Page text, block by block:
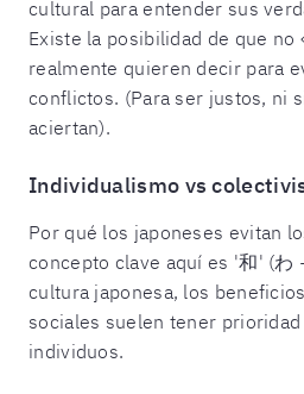
cultural para entender sus
Existe la posibilidad de que no
realmente quieren decir para
conflictos. (Para ser justos, ni
aciertan).
Individualismo vs
Por qué los japoneses evitan
concepto clave aquí es '和' (わ
cultura japonesa, los
sociales suelen tener
individuos.